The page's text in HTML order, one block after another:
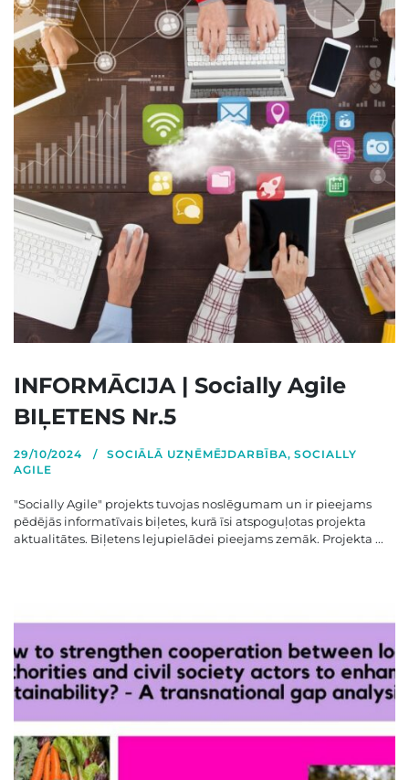
INFORMĀCIJA | Socially Agile
BIĻETENS Nr.5
29/10/2024 SOCIĀLĀ UZŅĒMĒJDARBĪBA,SOCIALLY
AGILE
"Socially Agile" projekts tuvojas noslēgumam un ir pieejams
pēdējās informatīvais biļetes, kurā īsi atspoguļotas projekta
aktualitātes. Biļetens lejupielādei pieejams zemāk. Projekta ...